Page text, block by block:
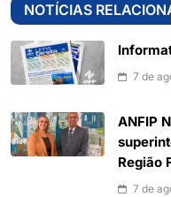
NOTÍCIAS
7 de
ANFIP
Região
7 de